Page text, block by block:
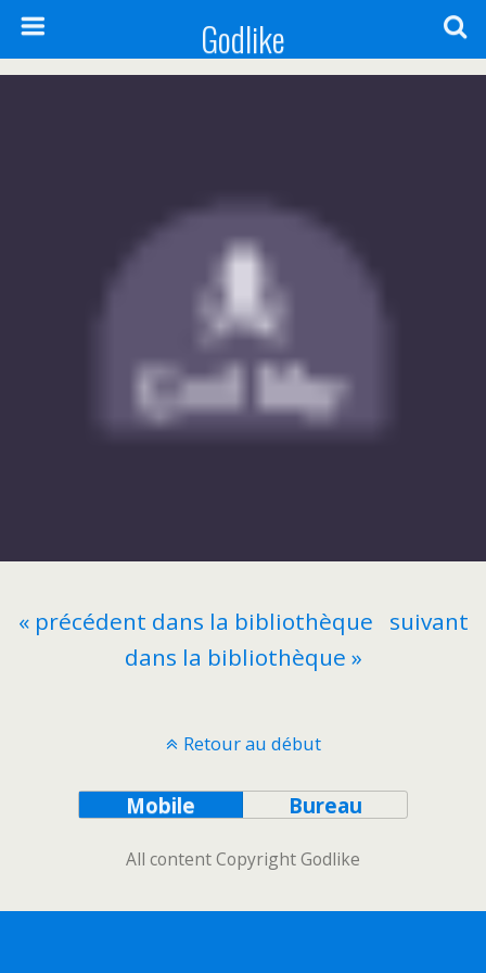
Godlike
« précédent dans la bibliothèque
suivant
dans la bibliothèque »
Retour au début
Mobile Bureau
All content Copyright Godlike